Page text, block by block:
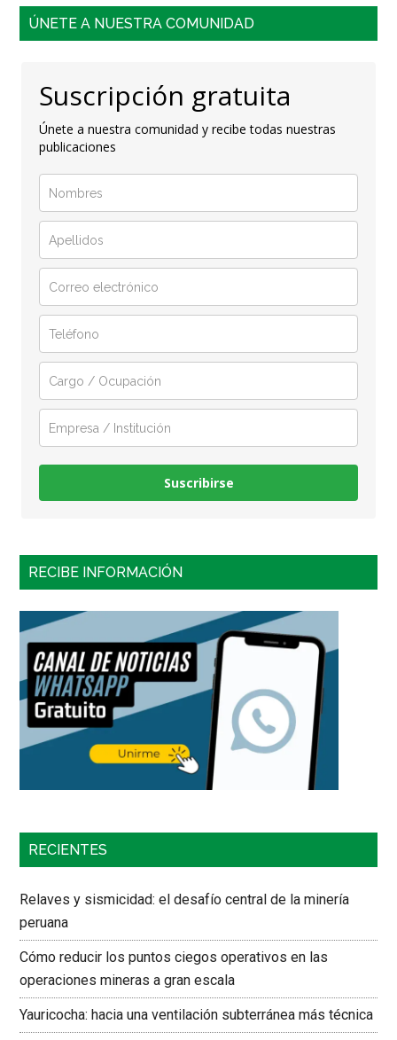
ÚNETE A NUESTRA COMUNIDAD
Suscripción gratuita
Únete a nuestra comunidad y recibe todas nuestras
publicaciones
Suscribirse
RECIBE INFORMACIÓN
RECIENTES
Relaves y sismicidad: el desafío central de la minería
peruana
Cómo reducir los puntos ciegos operativos en las
operaciones mineras a gran escala
Yauricocha: hacia una ventilación subterránea más técnica